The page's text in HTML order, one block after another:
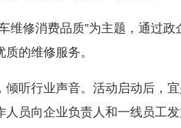
修消费品质”为主题，通过政
的维修服务。
行业声音。活动启动后，宜
人员向企业负责人和一线员工